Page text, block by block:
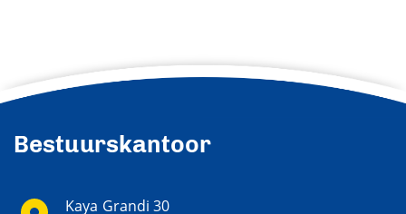
Bestuurskantoor
Kaya Grandi 30